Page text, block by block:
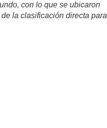
con lo que se ubicaron
la clasificación directa para